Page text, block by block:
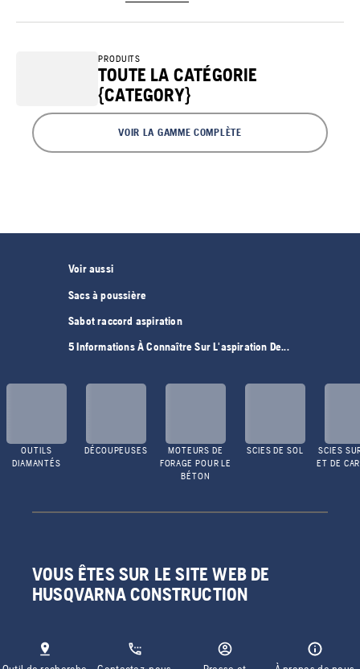
PRODUITS
TOUTE LA CATÉGORIE
{CATEGORY}
VOIR LA GAMME COMPLÈTE
Voir aussi
Sacs à poussière
Sabot raccord aspiration
5 Informations À Connaître Sur L'aspiration De...
OUTILS
DIAMANTÉS
DÉCOUPEUSES
MOTEURS DE
FORAGE POUR LE
BÉTON
SCIES DE SOL
SCIES
ET DE
VOUS ÊTES SUR LE SITE WEB DE
HUSQVARNA CONSTRUCTION